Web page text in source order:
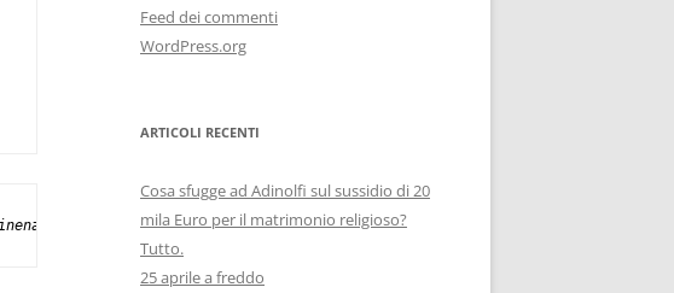
venderebbe la propria madre.”
Feed dei commenti
WordPress.org
ARTICOLI RECENTI
Cosa sfugge ad Adinolfi sul sussidio di 20
mila Euro per il matrimonio religioso?
Tutto.
25 aprile a freddo